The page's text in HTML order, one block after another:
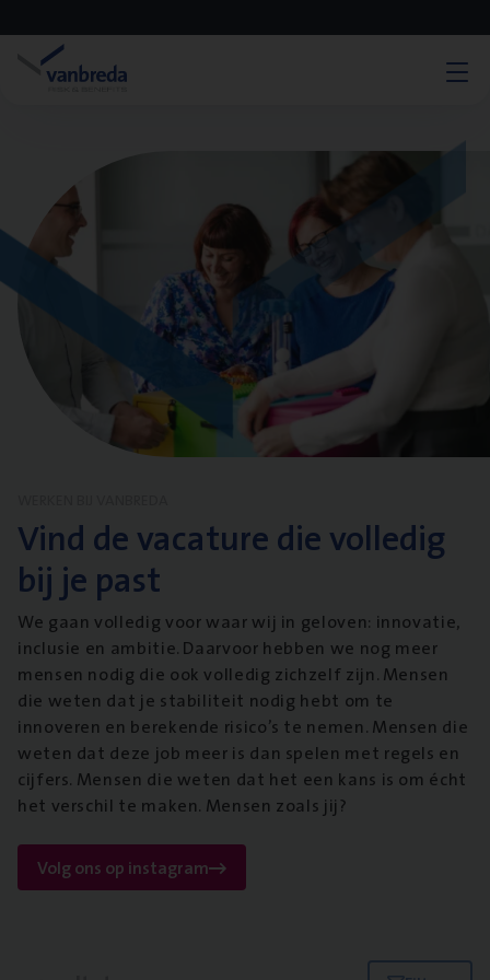
Vind de vacature die volledig
bij je past
We gaan volledig voor waar wij in geloven: innovatie,
inclusie en ambitie. Daarvoor hebben we nog meer
mensen nodig die ook volledig zichzelf zijn. Mensen
die weten dat je stabiliteit nodig hebt om te
innoveren en berekende risico’s te nemen. Mensen die
weten dat deze job meer is dan spelen met regels en
cijfers. Mensen die weten dat het een kans is om écht
het verschil te maken. Mensen zoals jij?
Volg ons op instagram